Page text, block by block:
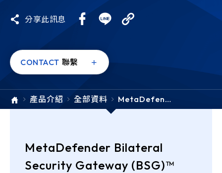
分享此訊息
CONTACT 聯繫
產品介紹 全部資料
MetaDefend
er Bilateral S
MetaDefender Bilateral
Security Gateway (BSG)™